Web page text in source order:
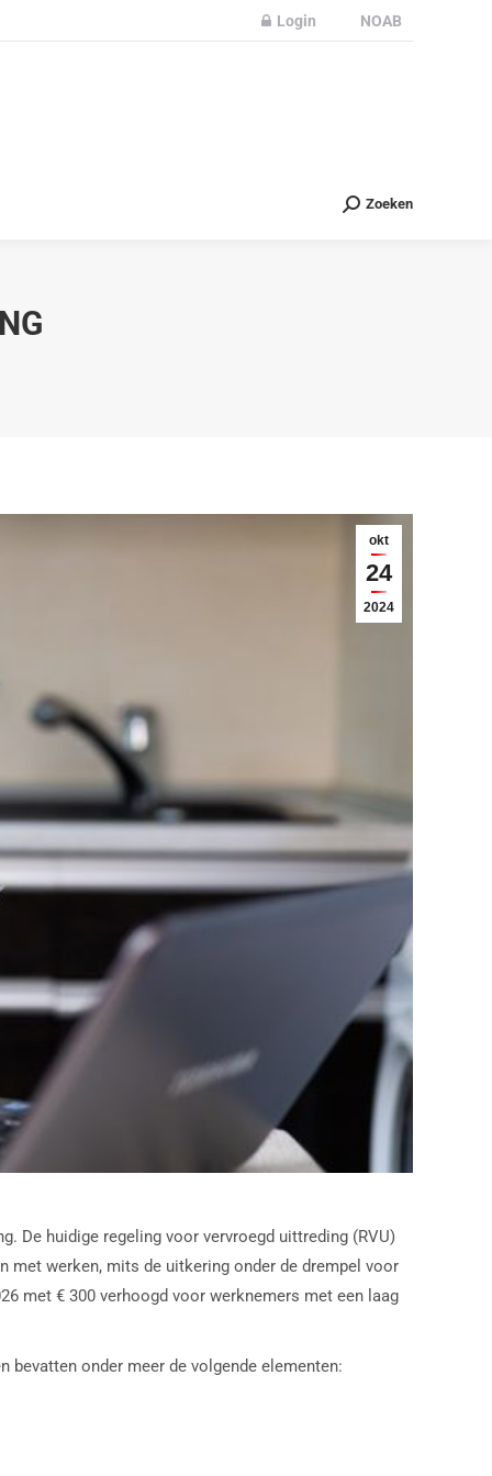
Login NOAB
Zoeken
okt
24
2024
De huidige regeling voor vervroegd uittreding (RVU)
met werken, mits de uitkering onder de drempel voor
met € 300 verhoogd voor werknemers met een laag
bevatten onder meer de volgende elementen:
Partners Nieuws Contact Zoeken